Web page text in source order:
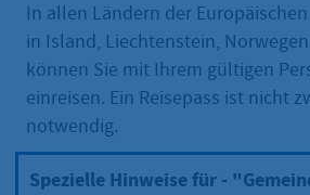
In allen Ländern der
in Island, Liechtenstein,
können Sie mit Ihrem gültigen
einreisen. Ein Reisepass ist nicht
notwendig.
Spezielle Hinweise für -